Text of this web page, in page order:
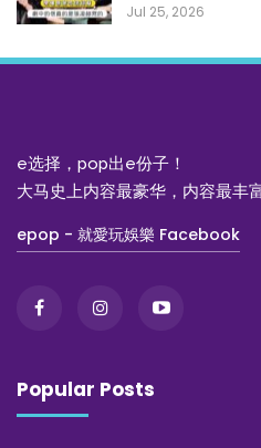
Jul 25, 2026
e选择，pop出e份子！
大马史上内容最豪华，内容最丰
epop - 就愛玩娛樂 Facebook
Popular Posts